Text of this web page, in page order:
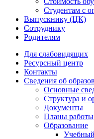
Студентам с
Выпускнику (ЦК)
Сотруднику
Родителям
Для слабовидящих
Ресурсный центр
Контакты
Сведения об
Основные
Структура и
Документы
Планы работы
Образование